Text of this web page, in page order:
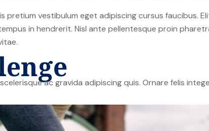
pretium vestibulum eget adipiscing cursus faucibus.
in hendrerit. Nisl ante pellentesque proin
ac gravida adipiscing quis. Ornare felis